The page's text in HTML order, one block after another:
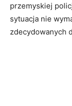
przemyskiej
sytuacja nie
zdecydowanych